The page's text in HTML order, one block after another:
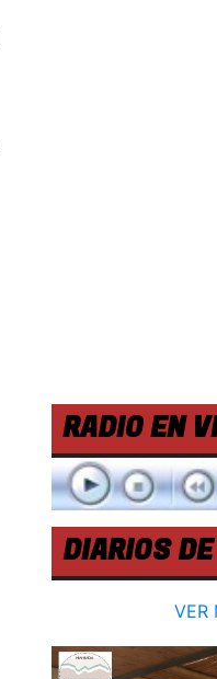
RADIO EN
DIARIOS
VER